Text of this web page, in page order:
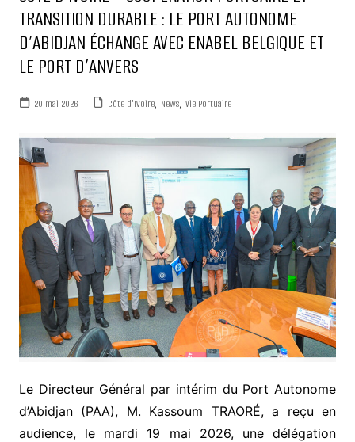
TRANSITION DURABLE : LE PORT AUTONOME
D’ABIDJAN ÉCHANGE AVEC ENABEL BELGIQUE ET
LE PORT D’ANVERS
20 mai 2026 Côte d'Ivoire, News, Vie Portuaire
Le Directeur Général par intérim du Port Autonome
d’Abidjan (PAA), M. Kassoum TRAORÉ, a reçu en
audience, le mardi 19 mai 2026, une délégation